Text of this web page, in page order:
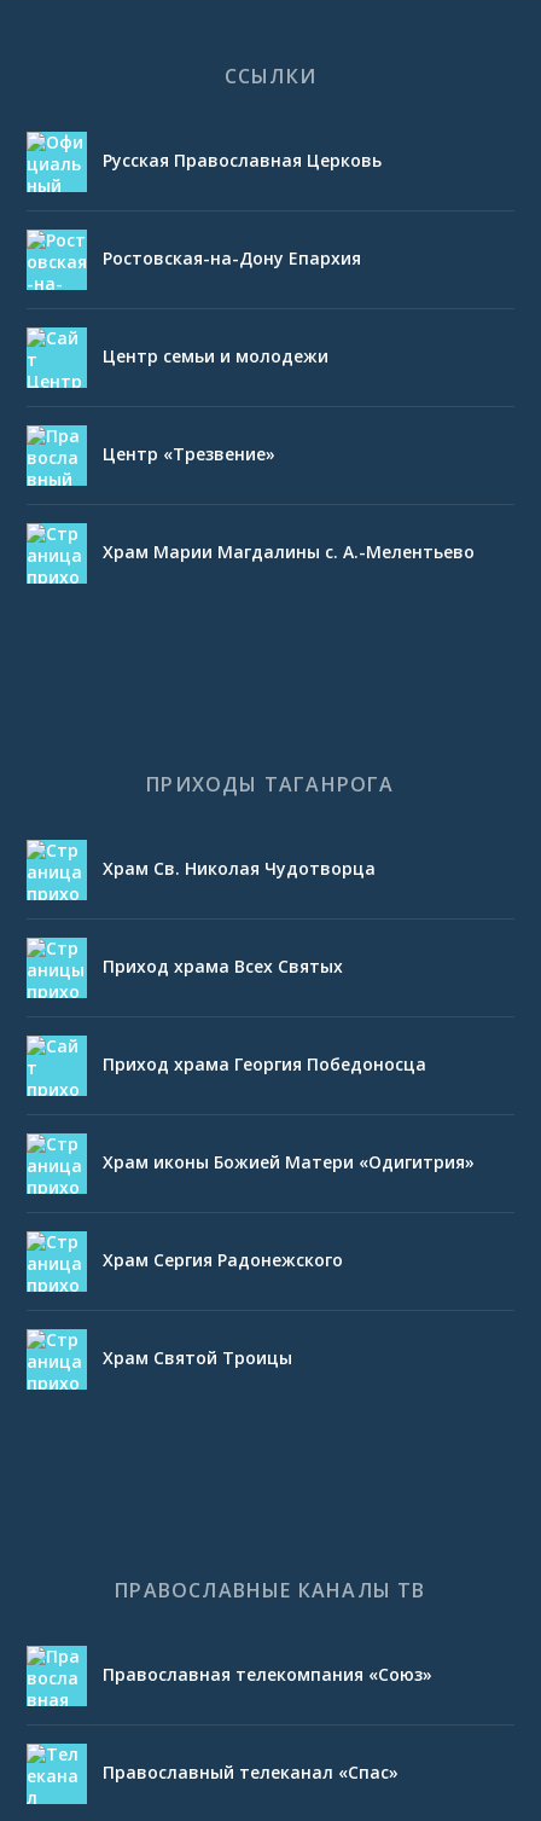
ССЫЛКИ
Русская Православная Церковь
Ростовская-на-Дону Епархия
Центр семьи и молодежи
Центр «Трезвение»
Храм Марии Магдалины с. А.-Мелентьево
ПРИХОДЫ ТАГАНРОГА
Храм Св. Николая Чудотворца
Приход храма Всех Святых
Приход храма Георгия Победоносца
Храм иконы Божией Матери «Одигитрия»
Храм Сергия Радонежского
Храм Святой Троицы
ПРАВОСЛАВНЫЕ КАНАЛЫ ТВ
Православная телекомпания «Союз»
Православный телеканал «Спас»